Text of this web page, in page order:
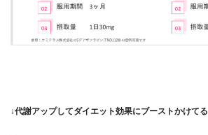
↓代謝アップしてダイエット効果にブーストかけてる